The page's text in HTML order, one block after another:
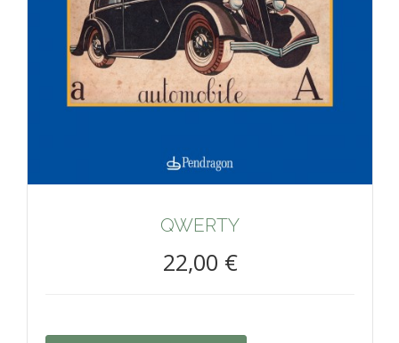
QWERTY
22,00 €